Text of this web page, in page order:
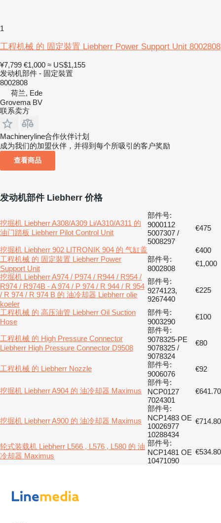
1
工程机械 的 固定裝置 Liebherr Power Support Unit 8002808
¥7,799 €1,000 ≈ US$1,155
发动机部件 - 固定裝置
8002808
荷兰, Ede
Grovema BV
联系卖方
Machineryline合作伙伴计划
成为我们的加盟伙伴，并得到每个所吸引的客户奖励
查看商品
发动机部件 Liebherr 价格
挖掘机 Liebherr A308/A309 Li/A310/A311 的
油门踏板 Liebherr Pilot Control Unit
部件号:
9000112
5007307 /
5008297
€475
挖掘机 Liebherr 902 LITRONIK 904 的 气缸盖
€400
工程机械 的 固定裝置 Liebherr Power
Support Unit
部件号:
8002808
€1,000
挖掘机 Liebherr A974 / P974 / R944 / R954 /
R974 / R974B - A 974 / P 974 / R 944 / R 954
/ R 974 / R 974 B 的 油冷却器 Liebherr olie
koeler
部件号:
9274123,
9267440
€225
工程机械 的 高压油管 Liebherr Oil Suction
Hose
部件号:
9003290
€100
工程机械 的 High Pressure Connector
Liebherr High Pressure Connector D9508
部件号:
9078325-PE
9078325 /
9078324
€80
工程机械 的 Liebherr Nozzle
部件号:
9006076
€92
挖掘机 Liebherr A904 的 油冷却器 Maximus
部件号:
NCP0127
7024301
€641.70
挖掘机 Liebherr A900 的 油冷却器 Maximus
部件号:
NCP1483 OE
10026977
10288434
€714.80
轮式装载机 Liebherr L566 , L576 , L580 的 油
冷却器 Maximus
部件号:
NCP1481 OE
10471090
€534.80